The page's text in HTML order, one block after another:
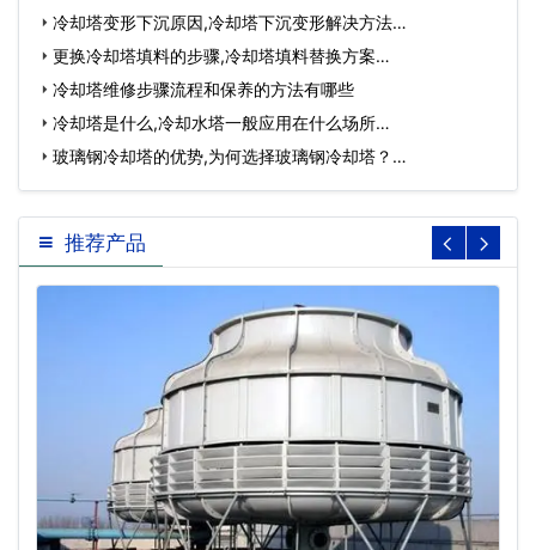
冷却塔变形下沉原因,冷却塔下沉变形解决方法…
更换冷却塔填料的步骤,冷却塔填料替换方案…
冷却塔维修步骤流程和保养的方法有哪些
冷却塔是什么,冷却水塔一般应用在什么场所…
玻璃钢冷却塔的优势,为何选择玻璃钢冷却塔？…
推荐产品